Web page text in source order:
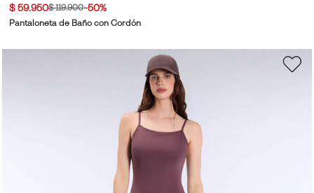
$ 59.950$ 119.900-50%
Pantaloneta de Baño con Cordón